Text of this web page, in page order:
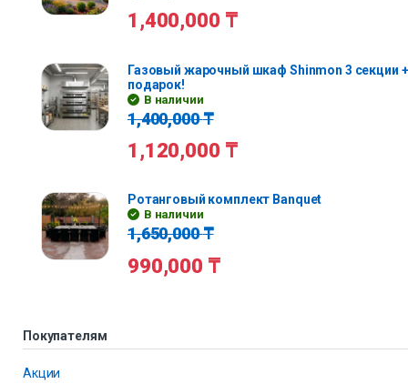
1,400,000 ₸
Газовый жарочный шкаф Shinmon 3 секции
подарок!
В наличии
1,400,000₸
1,120,000 ₸
Ротанговый комплект Banquet
В наличии
1,650,000₸
990,000 ₸
Покупателям
Акции